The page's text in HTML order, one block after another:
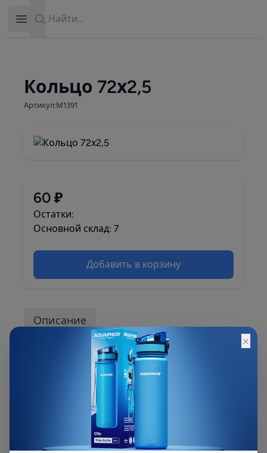
Open sidebar
Кольцо 72х2,5
Артикул:М1391
60 ₽
Остатки:
Основной склад: 7
Добавить в корзину
Описание
Описание и характеристики смотрите на
×